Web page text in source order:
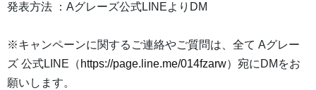
発表方法 ：Aグレーズ公式LINEよりDM
※キャンペーンに関するご連絡やご質問は、全て Aグレー
ズ 公式LINE（ https://page.line.me/014fzarw）宛にDMをお
願いします。